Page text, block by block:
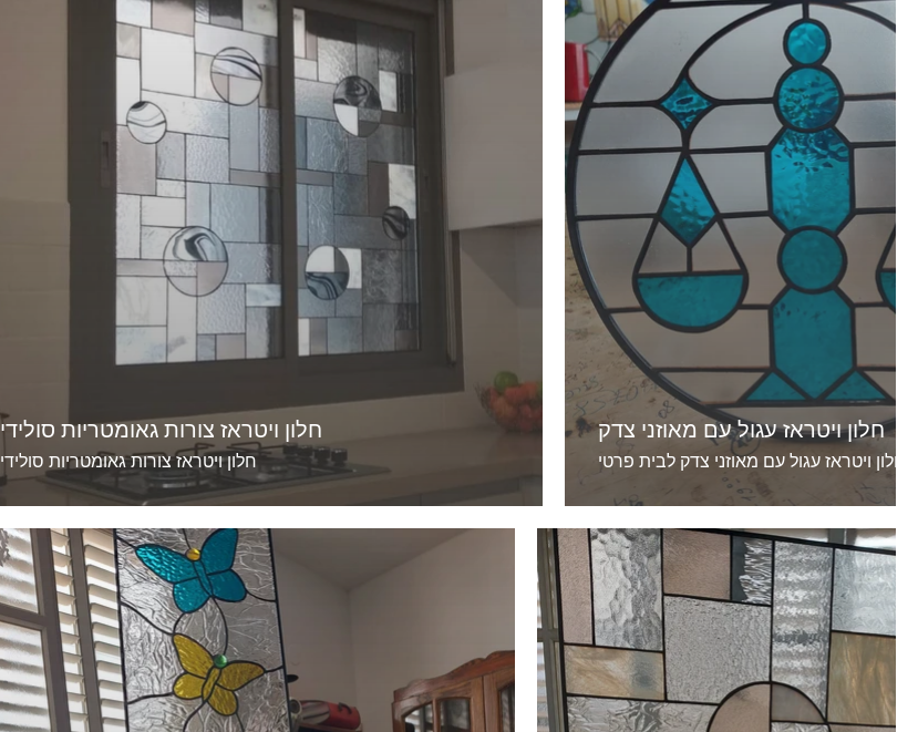
חלון ויטראז צורות גאומטריות סולידי
חלון ויטראז צורות גאומטריות סולידי
חלון ויטראז עגול עם מאוזני צדק
חלון ויטראז עגול עם מאוזני צדק לבית פרטי